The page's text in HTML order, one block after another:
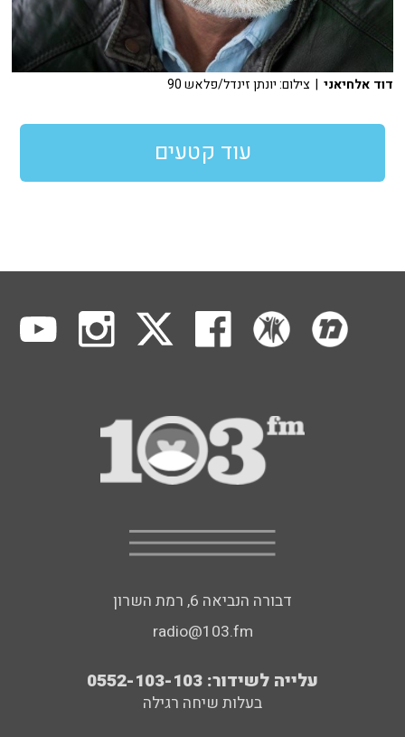
דוד אלחיאני | צילום: יונתן זינדל/פלאש 90
עוד קטעים
דבורה הנביאה 6, רמת השרון
radio@103.fm
עלייה לשידור: 0552-103-103
בעלות שיחה רגילה